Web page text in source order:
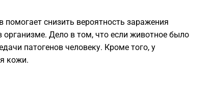
снизить вероятность заражения
Дело в том, что если животное было
патогенов человеку. Кроме того, у
кожи.